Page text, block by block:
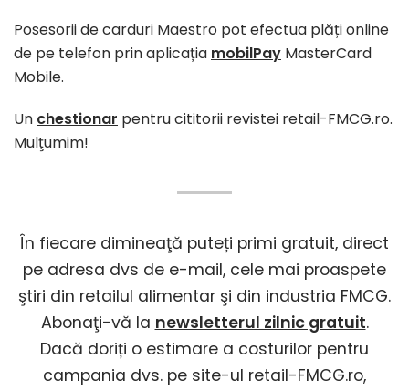
Posesorii de carduri Maestro pot efectua plăți online
de pe telefon prin aplicația mobilPay MasterCard
Mobile.
Un chestionar pentru cititorii revistei retail-FMCG.ro.
Mulţumim!
În fiecare dimineaţă puteți primi gratuit, direct
pe adresa dvs de e-mail, cele mai proaspete
ştiri din retailul alimentar şi din industria FMCG.
Abonaţi-vă la newsletterul zilnic gratuit.
Dacă doriți o estimare a costurilor pentru
campania dvs. pe site-ul retail-FMCG.ro,